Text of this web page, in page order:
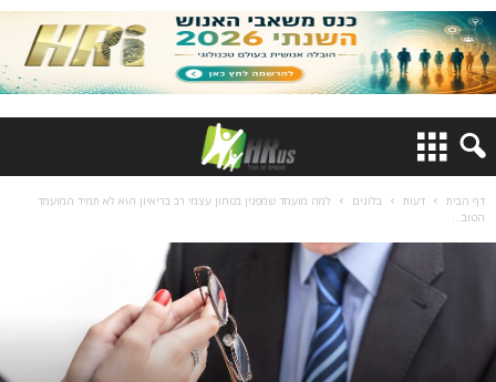
דף הבית דעות בלוגים
למה מועמד שמפגין בטחון עצמי רב בריאיון הוא לא תמיד המועמד
הטוב...